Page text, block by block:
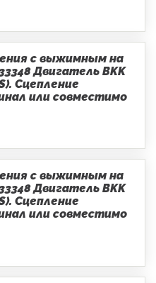
с выжимным на
Двигатель BKK
Сцепление
или совместимо
с выжимным на
Двигатель BKK
Сцепление
или совместимо